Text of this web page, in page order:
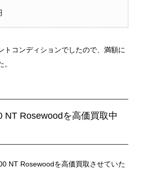
トコンディションでしたので、満額に
NT Rosewoodを高価買取中
NT Rosewoodを高価買取させていた